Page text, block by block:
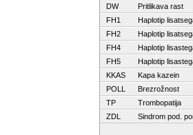
DW
Pritlikava rast
FH1
Haplotip
FH2
Haplotip
FH4
Haplotip
FH5
Haplotip
KKAS
Kapa kazein
POLL
Brezrožnost
TP
Trombopatija
ZDL
Sindrom pod.